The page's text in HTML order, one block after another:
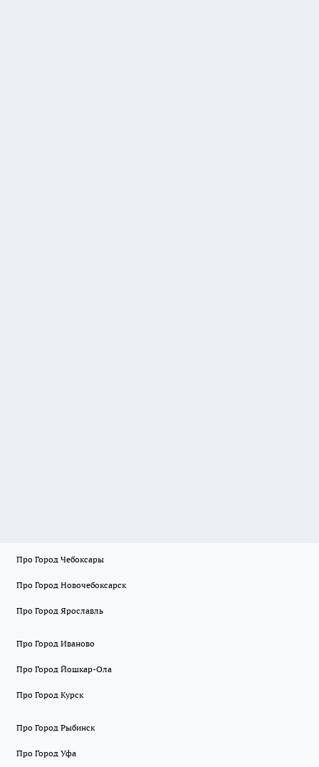
Про Город Чебоксары
Про Город Новочебоксарск
Про Город Ярославль
Про Город Иваново
Про Город Йошкар-Ола
Про Город Курск
Про Город Рыбинск
Про Город Уфа